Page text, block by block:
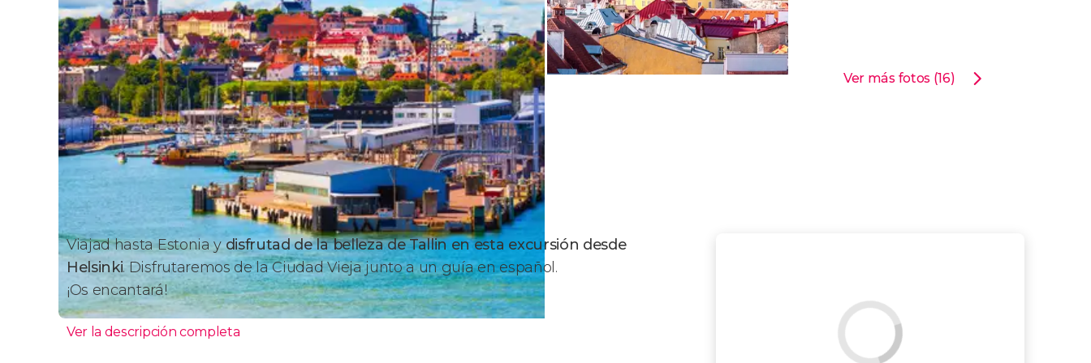
Ver más fotos (16)
Viajad hasta Estonia ydisfrutad de la belleza de Tallin en esta excursión desde
Helsinki. Disfrutaremos de la Ciudad Vieja junto a un guía en español.
¡Os encantará!
Ver la descripción completa